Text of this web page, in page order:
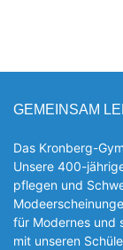
GEMEINSAM
Das Kronberg-
Unsere 400-
pflegen und
für Modernes und
mit unseren